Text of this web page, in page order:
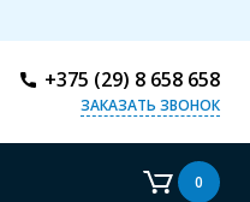
+375 (29) 8 658 658
ЗАКАЗАТЬ ЗВОНОК
0